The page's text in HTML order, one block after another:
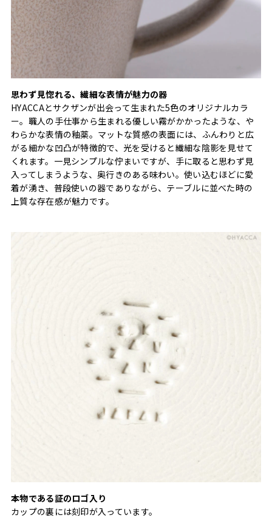
思わず見惚れる、繊細な表情が魅力の器
HYACCAとサクザンが出会って生まれた5色のオリジナルカラ
ー。職人の手仕事から生まれる優しい霧がかかったような、や
わらかな表情の釉薬。マットな質感の表面には、ふんわりと広
がる細かな凹凸が特徴的で、光を受けると繊細な陰影を見せて
くれます。一見シンプルな佇まいですが、手に取ると思わず見
入ってしまうような、奥行きのある味わい。使い込むほどに愛
着が湧き、普段使いの器でありながら、テーブルに並べた時の
上質な存在感が魅力です。
本物である証のロゴ入り
カップの裏には刻印が入っています。